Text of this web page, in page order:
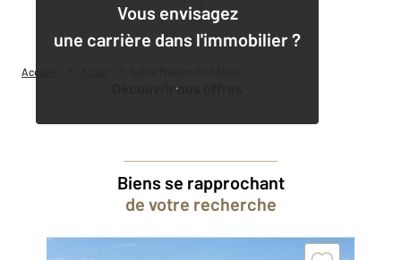
Accueil
Vous envisagez
une carrière dans l'immobilier ?
Découvrir nos offres
Biens se rapprochant
de votre recherche